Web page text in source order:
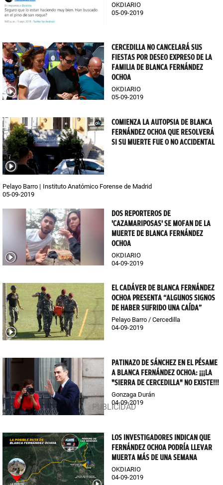
OKDIARIO
05-09-2019
CERCEDILLA NO CANCELARÁ SUS
FIESTAS POR DESEO EXPRESO DE LA
FAMILIA DE BLANCA FERNÁNDEZ
OCHOA
OKDIARIO
05-09-2019
COMIENZA LA AUTOPSIA DE BLANCA
FERNÁNDEZ OCHOA QUE RESOLVERÁ
SI SU MUERTE FUE O NO ACCIDENTAL
Pelayo Barro
Instituto Anatómico Forense de Madrid
05-09-2019
DOS REPORTEROS DE
'CAZAMARIPOSAS' SE MOFAN DE LA
MUERTE DE BLANCA FERNÁNDEZ
OCHOA
OKDIARIO
04-09-2019
EL CADÁVER DE BLANCA FERNÁNDEZ
OCHOA PRESENTA “ALGUNOS SIGNOS
DE HABER SUFRIDO UNA CAÍDA”
Pelayo Barro / Cercedilla
04-09-2019
PATINAZO DE SÁNCHEZ EN EL PÉSAME
A BLANCA FERNÁNDEZ OCHOA: ¡¡¡LA
"SIERRA DE CERCEDILLA" NO EXISTE!!!
Gonzaga Durán
04-09-2019
LOS INVESTIGADORES INDICAN QUE
FERNÁNDEZ OCHOA PODRÍA LLEVAR
MUERTA MÁS DE UNA SEMANA
OKDIARIO
04-09-2019